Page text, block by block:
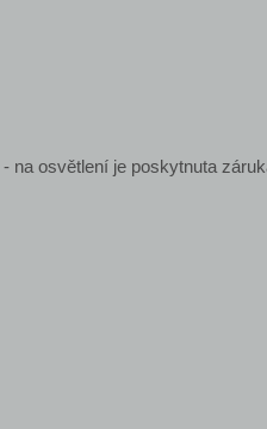
- na osvětlení je poskytnuta